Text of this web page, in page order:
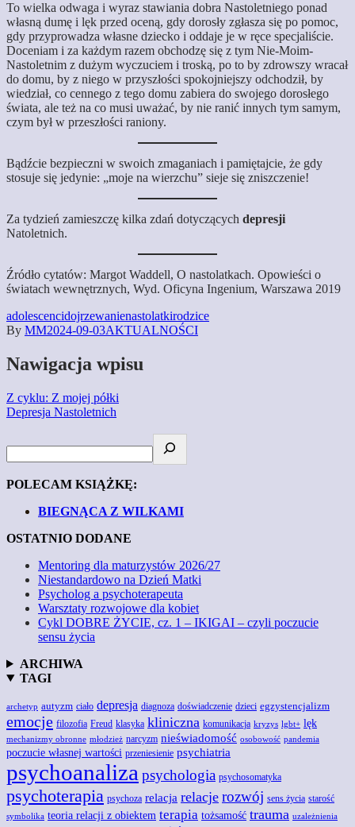
To wielka odwaga i wyraz stawiania dobra Nastoletniego ponad
własną dumę i lęk przed oceną, gdy dorosły zgłasza się po pomoc,
gdy przyprowadza własne dziecko i oddaje je w ręce specjaliście.
Doceniam i za każdym razem obchodzę się z tym Nie-Moim-
Nastoletnim z dużym wyczuciem i troską, po to by zdrowszy wracał
do domu, by z niego w przyszłości spokojniejszy odchodził, by
wiedział, co cennego z tego domu zabiera do swojego dorosłego
świata, ale też na co musi uważać, by nie ranić innych tym samym,
czym był w przeszłości raniony.
Bądźcie bezpieczni w swoich zmaganiach i pamiętajcie, że gdy
stosuje się jedynie: „moje na wierzchu” sieje się zniszczenie!
Za tydzień zamieszczę kilka zdań dotyczących depresji
Natoletnich.
Źródło cytatów: Margot Waddell, O nastolatkach. Opowieści o
światach wewnętrznych, Wyd. Oficyna Ingenium, Warszawa 2019
adolescencidojrzewanienastolatkirodzice
By MM2024-09-03AKTUALNOŚCI
Nawigacja wpisu
Z cyklu: Z mojej półki
Depresja Nastoletnich
POLECAM KSIĄŻKĘ:
BIEGNĄCA Z WILKAMI
OSTATNIO DODANE
Mentoring dla maturzystów 2026/27
Niestandardowo na Dzień Matki
Psycholog a psychoterapeuta
Warsztaty rozwojowe dla kobiet
Cykl DOBRE ŻYCIE, cz. 1 – IKIGAI – czyli poczucie
sensu życia
ARCHIWA
TAGI
archetyp autyzm ciało depresja diagnoza doświadczenie dzieci egzystencjalizm
emocje filozofia Freud klasyka kliniczna komunikacja kryzys lgbt+ lęk
mechanizmy obronne młodzież narcyzm nieświadomość osobowość pandemia
poczucie własnej wartości przeniesienie psychiatria
psychoanaliza psychologia psychosomatyka
psychoterapia psychoza relacja relacje rozwój sens życia starość
symbolika teoria relacji z obiektem terapia tożsamość trauma uzależnienia